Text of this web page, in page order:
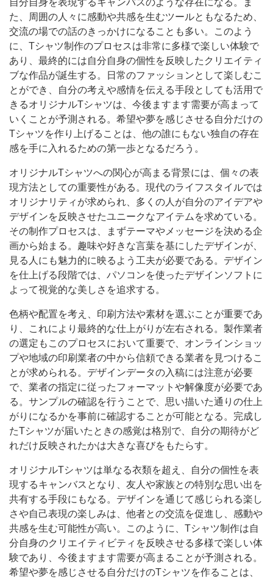
自分自身を表現するキャンバスのような存在になる。ま
た、周囲の人々に感動や共感を生むツールともなるため、
交流の場での話のきっかけになることも多い。このよう
に、Tシャツ制作のプロセスは非常に多様で楽しい体験で
あり、最終的には自分自身の個性を反映したクリエイティ
ブな作品が誕生する。日常のファッションとして楽しむこ
とができ、自分の考えや感情を伝える手段としても活用で
きるオリジナルTシャツは、今後ますます需要が高まって
いくことが予測される。希望や夢を感じさせる自分だけの
Tシャツを作り上げることは、他の誰にもない独自の存在
感を手に入れるための第一歩となるだろう。
オリジナルTシャツへの関心が高まる背景には、個々の表
現方法としての重要性がある。現代のライフスタイルでは
オリジナリティが求められ、多くの人が自分のアイデアや
デザインを反映させたユニークなアイテムを求めている。
その制作プロセスは、まずテーマやメッセージを決める企
画から始まる。趣味や好きな言葉を基にしたデザインが、
見る人にも魅力的に映るよう工夫が必要である。デザイン
を仕上げる段階では、パソコンを使ったデザインソフトに
よって視覚的な美しさを追求する。
色柄や配置を考え、印刷方法や素材を選ぶことが重要であ
り、これにより最終的な仕上がりが左右される。製作業者
の選定もこのプロセスにおいて重要で、オンラインショッ
プや地域の印刷業者の中から信頼できる業者を見つけるこ
とが求められる。デザインデータの入稿には注意が必要
で、業者の指定に従ったフォーマットや解像度が必要であ
る。サンプルの確認を行うことで、思い描いた通りの仕上
がりになるかを事前に確認することが可能となる。完成し
たTシャツが届いたときの感覚は格別で、自分の期待がど
れだけ反映されたかは大きな喜びをもたらす。
オリジナルTシャツは単なる衣類を超え、自分の個性を表
現するキャンバスとなり、友人や家族との特別な思い出を
共有する手段にもなる。デザインを通じて感じられる楽し
さや自己表現の楽しみは、他者との交流を促進し、感動や
共感を生む可能性が高い。このように、Tシャツ制作は自
分自身のクリエイティビティを反映させる多様で楽しい体
験であり、今後ますます需要が高まることが予測される。
希望や夢を感じさせる自分だけのTシャツを作ることは、